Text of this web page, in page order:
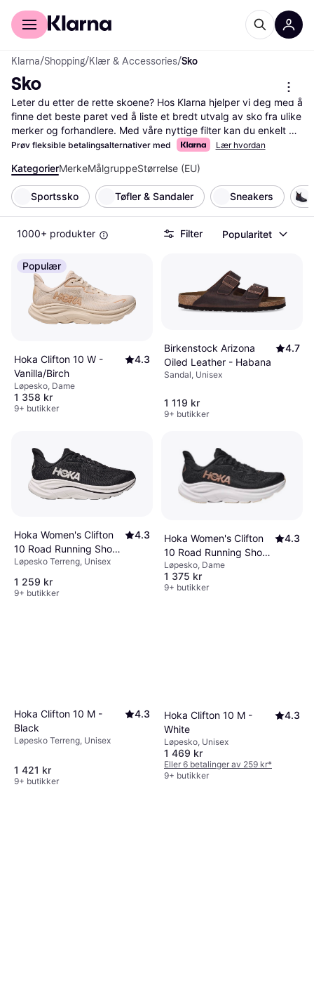
For kunder
Klarna/Shopping/Klær & Accessories/Sko
Sko
Leter du etter de rette skoene? Hos Klarna hjelper vi deg med å
finne det beste paret ved å liste et bredt utvalg av sko fra ulike
merker og forhandlere. Med våre nyttige filter kan du enkelt
sortere etter størrelse, farge, materiale eller pris, slik at du
navigere blant alle alternativer og velge det som passer dine
preferanser og budsjett. Du kan også lese brukeranmeldelser
for å få innsikt i andres erfaringer med produktet. Vi sørger for
at du har all nødvendig informasjon for å ta den riktige
beslutningen. Klarna gir deg muligheten til å sammenligne
priser og finne de beste tilbudene. Start her for å oppdage ditt
neste par sko!
Prøv fleksible betalingsalternativer med Lær hvordan
KategorierMerkeMålgruppeStørrelse (EU)
Sportssko Tøfler & Sandaler Sneakers
1000+ produkter Filter Popularitet
Populær
Hoka Clifton 10 W -
Vanilla/Birch
4.3
Løpesko, Dame
1 358 kr
9+ butikker
Birkenstock Arizona
Oiled Leather - Habana
4.7
Sandal, Unisex
1 119 kr
9+ butikker
Hoka Women's Clifton
10 Road Running Shoes
- Black/White
4.3
Løpesko Terreng, Unisex
1 259 kr
9+ butikker
Hoka Women's Clifton
10 Road Running Shoes
- Black/Rose Gold
4.3
Løpesko, Dame
1 375 kr
9+ butikker
Hoka Clifton 10 M -
Black
4.3
Løpesko Terreng, Unisex
1 421 kr
9+ butikker
Hoka Clifton 10 M -
White
4.3
Løpesko, Unisex
1 469 kr
Eller 6 betalinger av 259 kr*
9+ butikker